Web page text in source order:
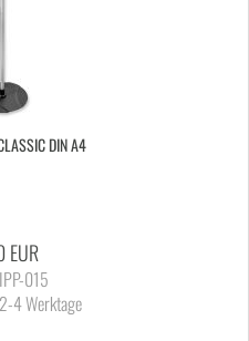
DIN A4
EUR
015
4 Werktage